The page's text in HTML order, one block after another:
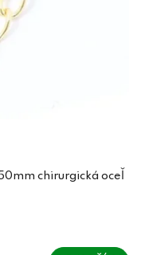
chirurgická oceľ